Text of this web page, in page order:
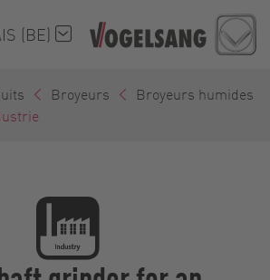
(BE)
Broyeurs
Broyeurs humides